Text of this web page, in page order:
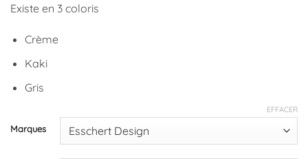
Existe en 3 coloris
Crème
Kaki
Gris
Marques
EFFACER